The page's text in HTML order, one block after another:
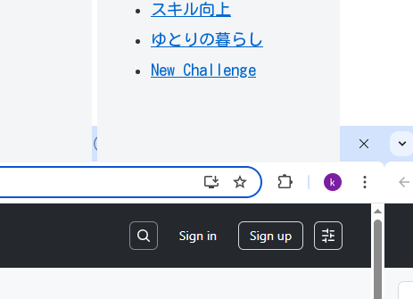
スキル向上
ゆとりの暮らし
New Challenge